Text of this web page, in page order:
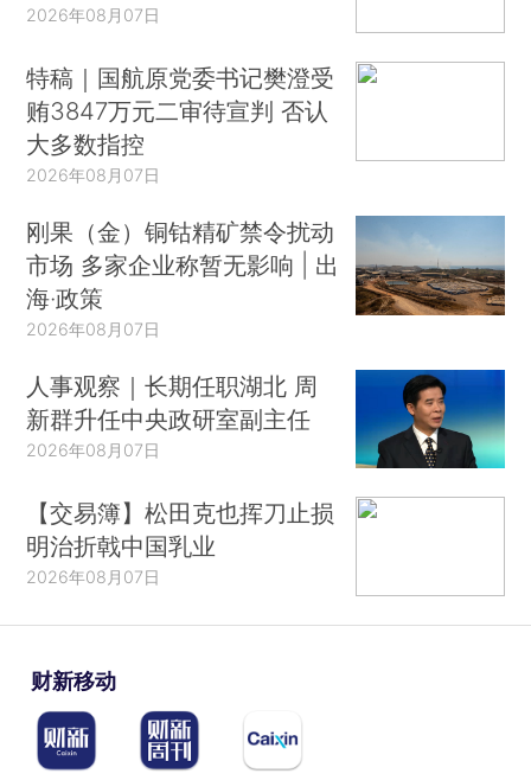
2026年08月07日
特稿｜国航原党委书记樊澄受
贿3847万元二审待宣判 否认
大多数指控
2026年08月07日
刚果（金）铜钴精矿禁令扰动
市场 多家企业称暂无影响 | 出
海·政策
2026年08月07日
人事观察｜长期任职湖北 周
新群升任中央政研室副主任
2026年08月07日
【交易簿】松田克也挥刀止损
明治折戟中国乳业
2026年08月07日
财新移动